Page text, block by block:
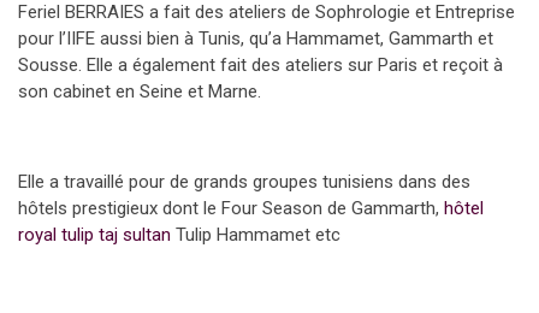
Feriel BERRAIES a fait des ateliers de Sophrologie et Entreprise
pour l’IIFE aussi bien à Tunis, qu’a Hammamet, Gammarth et
Sousse. Elle a également fait des ateliers sur Paris et reçoit à
son cabinet en Seine et Marne.
Elle a travaillé pour de grands groupes tunisiens dans des
hôtels prestigieux dont le Four Season de Gammarth, hôtel
royal tulip taj sultan Tulip Hammamet etc